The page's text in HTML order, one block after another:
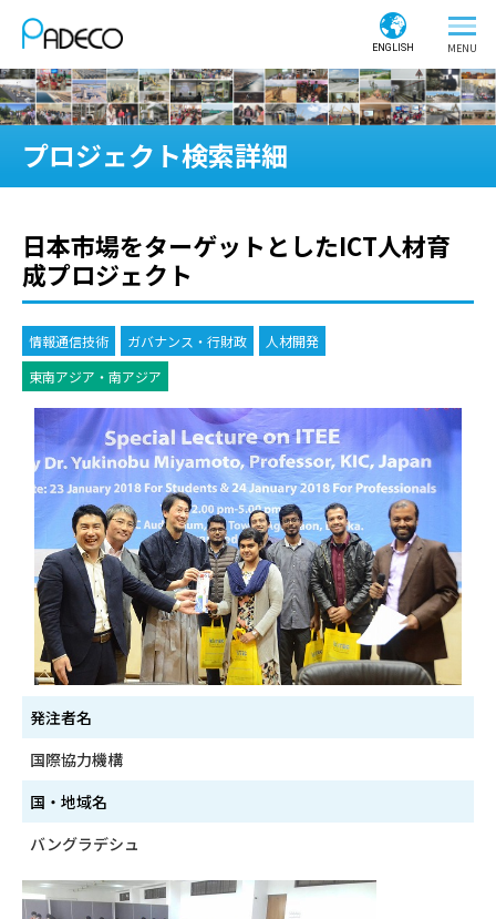
ENGLISH
プロジェクト検索詳細
日本市場をターゲットとしたICT人材育
成プロジェクト
情報通信技術 ガバナンス・行財政
人材開発
東南アジア・南アジア
発注者名
国際協力機構
国・地域名
バングラデシュ